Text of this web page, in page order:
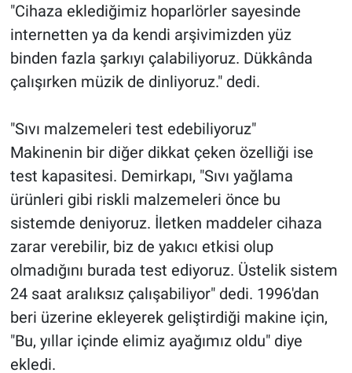
"Cihaza eklediğimiz hoparlörler sayesinde
internetten ya da kendi arşivimizden yüz
binden fazla şarkıyı çalabiliyoruz. Dükkânda
çalışırken müzik de dinliyoruz." dedi.
"Sıvı malzemeleri test edebiliyoruz"
Makinenin bir diğer dikkat çeken özelliği ise
test kapasitesi. Demirkapı, "Sıvı yağlama
ürünleri gibi riskli malzemeleri önce bu
sistemde deniyoruz. İletken maddeler cihaza
zarar verebilir, biz de yakıcı etkisi olup
olmadığını burada test ediyoruz. Üstelik sistem
24 saat aralıksız çalışabiliyor" dedi. 1996'dan
beri üzerine ekleyerek geliştirdiği makine için,
"Bu, yıllar içinde elimiz ayağımız oldu" diye
ekledi.